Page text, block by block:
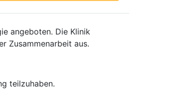
angeboten. Die Klinik
Zusammenarbeit aus.
teilzuhaben.